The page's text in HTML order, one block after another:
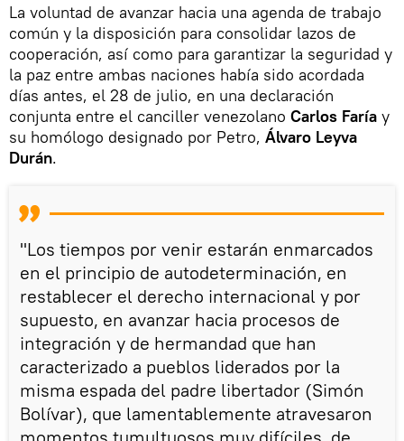
La voluntad de avanzar hacia una agenda de trabajo
común y la disposición para consolidar lazos de
cooperación, así como para garantizar la seguridad y
la paz entre ambas naciones había sido acordada
días antes, el 28 de julio, en una declaración
conjunta entre el canciller venezolano Carlos Faría y
su homólogo designado por Petro, Álvaro Leyva
Durán.
"Los tiempos por venir estarán enmarcados
en el principio de autodeterminación, en
restablecer el derecho internacional y por
supuesto, en avanzar hacia procesos de
integración y de hermandad que han
caracterizado a pueblos liderados por la
misma espada del padre libertador (Simón
Bolívar), que lamentablemente atravesaron